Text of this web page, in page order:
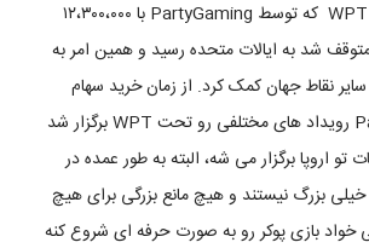
در سال ۲۰۰۹ ، حقوق WPT که توسط PartyGaming با ۱۲،۳۰۰،۰۰۰
شد به ایالات متحده رسید و همین امر به
نقاط جهان کمک کرد. از زمان خرید سهام
کمپانی PartyGaming رویداد های مختلفی رو تحت WPT برگزار شد
تو اروپا برگزار می شه، البته به طور عمده در
بزرگ نیستند و هیچ مانع بزرگی برای هیچ
خواد بازی پوکر رو به صورت حرفه ای شروع کنه